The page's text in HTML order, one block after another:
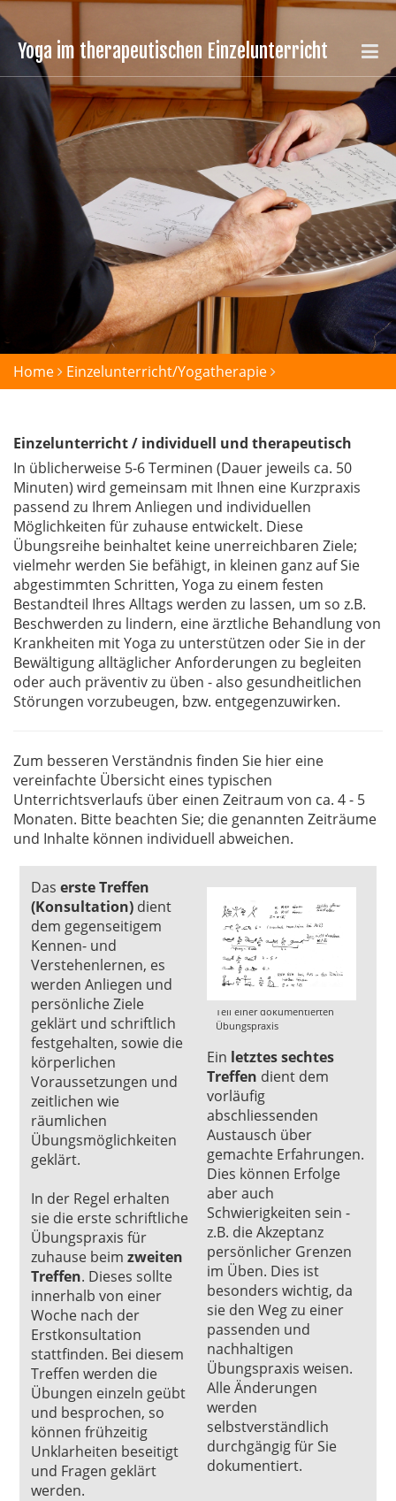
Yoga im therapeutischen Einzelunterricht
Home Einzelunterricht/Yogatherapie
Einzelunterricht / individuell und therapeutisch
In üblicherweise 5-6 Terminen (Dauer jeweils ca. 50
Minuten) wird gemeinsam mit Ihnen eine Kurzpraxis
passend zu Ihrem Anliegen und individuellen
Möglichkeiten für zuhause entwickelt. Diese
Übungsreihe beinhaltet keine unerreichbaren Ziele;
vielmehr werden Sie befähigt, in kleinen ganz auf Sie
abgestimmten Schritten, Yoga zu einem festen
Bestandteil Ihres Alltags werden zu lassen, um so z.B.
Beschwerden zu lindern, eine ärztliche Behandlung von
Krankheiten mit Yoga zu unterstützen oder Sie in der
Bewältigung alltäglicher Anforderungen zu begleiten
oder auch präventiv zu üben - also gesundheitlichen
Störungen vorzubeugen, bzw. entgegenzuwirken.
Zum besseren Verständnis finden Sie hier eine
vereinfachte Übersicht eines typischen
Unterrichtsverlaufs über einen Zeitraum von ca. 4 - 5
Monaten. Bitte beachten Sie; die genannten Zeiträume
und Inhalte können individuell abweichen.
Das erste Treffen
(Konsultation) dient
dem gegenseitigem
Kennen- und
Verstehenlernen, es
werden Anliegen und
persönliche Ziele
geklärt und schriftlich
festgehalten, sowie die
körperlichen
Voraussetzungen und
zeitlichen wie
räumlichen
Übungsmöglichkeiten
geklärt.
In der Regel erhalten
sie die erste schriftliche
Übungspraxis für
zuhause beim zweiten
Treffen. Dieses sollte
innerhalb von einer
Woche nach der
Erstkonsultation
stattfinden. Bei diesem
Treffen werden die
Übungen einzeln geübt
und besprochen, so
können frühzeitig
Unklarheiten beseitigt
und Fragen geklärt
werden.
Teil einer dokumentierten
Übungspraxis
Ein letztes sechtes
Treffen dient dem
vorläufig
abschliessenden
Austausch über
gemachte Erfahrungen.
Dies können Erfolge
aber auch
Schwierigkeiten sein -
z.B. die Akzeptanz
persönlicher Grenzen
im Üben. Dies ist
besonders wichtig, da
sie den Weg zu einer
passenden und
nachhaltigen
Übungspraxis weisen.
Alle Änderungen
werden
selbstverständlich
durchgängig für Sie
dokumentiert.